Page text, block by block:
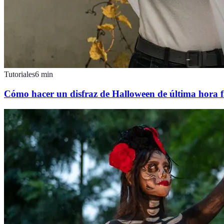
Tutoriales6 min
Cómo hacer un disfraz de Halloween de última hora